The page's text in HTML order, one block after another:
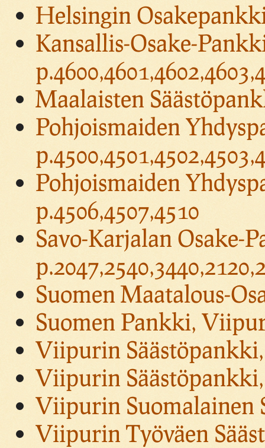
Helsingin
Kansallis-Osake-
Maalaisten
Pohjoismaiden
Pohjoismaiden
p.4506,4507,4510
Savo-Karjalan Osake-
Suomen Maatalous-
Suomen Pankki,
Viipurin Säästöpankki,
Viipurin
Viipurin Suomalainen
Viipurin Työväen